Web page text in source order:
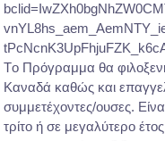
Tο Πρόγραμμα θα
Καναδά καθώς και
συμμετέχοντες/ουσες.
τρίτο ή σε μεγαλύτερο